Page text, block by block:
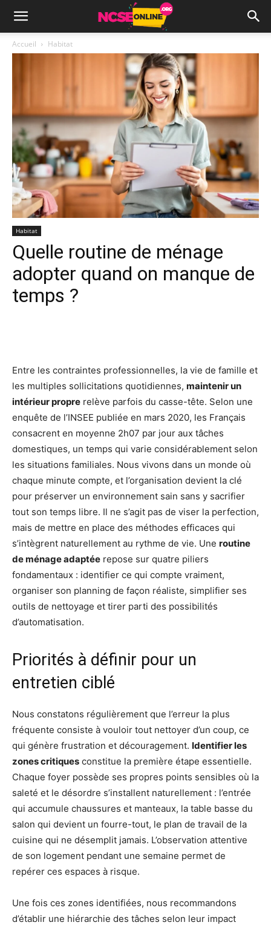
Accueil Habitat
Habitat
Quelle routine de ménage
adopter quand on manque de
temps ?
Entre les contraintes professionnelles, la vie de famille et
les multiples sollicitations quotidiennes, maintenir un
intérieur propre relève parfois du casse-tête. Selon une
enquête de l’INSEE publiée en mars 2020, les Français
consacrent en moyenne 2h07 par jour aux tâches
domestiques, un temps qui varie considérablement selon
les situations familiales. Nous vivons dans un monde où
chaque minute compte, et l’organisation devient la clé
pour préserver un environnement sain sans y sacrifier
tout son temps libre. Il ne s’agit pas de viser la perfection,
mais de mettre en place des méthodes efficaces qui
s’intègrent naturellement au rythme de vie. Une routine
de ménage adaptée repose sur quatre piliers
fondamentaux : identifier ce qui compte vraiment,
organiser son planning de façon réaliste, simplifier ses
outils de nettoyage et tirer parti des possibilités
d’automatisation.
Priorités à définir pour un
entretien ciblé
Nous constatons régulièrement que l’erreur la plus
fréquente consiste à vouloir tout nettoyer d’un coup, ce
qui génère frustration et découragement. Identifier les
zones critiques constitue la première étape essentielle.
Chaque foyer possède ses propres points sensibles où la
saleté et le désordre s’installent naturellement : l’entrée
qui accumule chaussures et manteaux, la table basse du
salon qui devient un fourre-tout, le plan de travail de la
cuisine qui ne désemplit jamais. L’observation attentive
de son logement pendant une semaine permet de
repérer ces espaces à risque.
Une fois ces zones identifiées, nous recommandons
d’établir une hiérarchie des tâches selon leur impact